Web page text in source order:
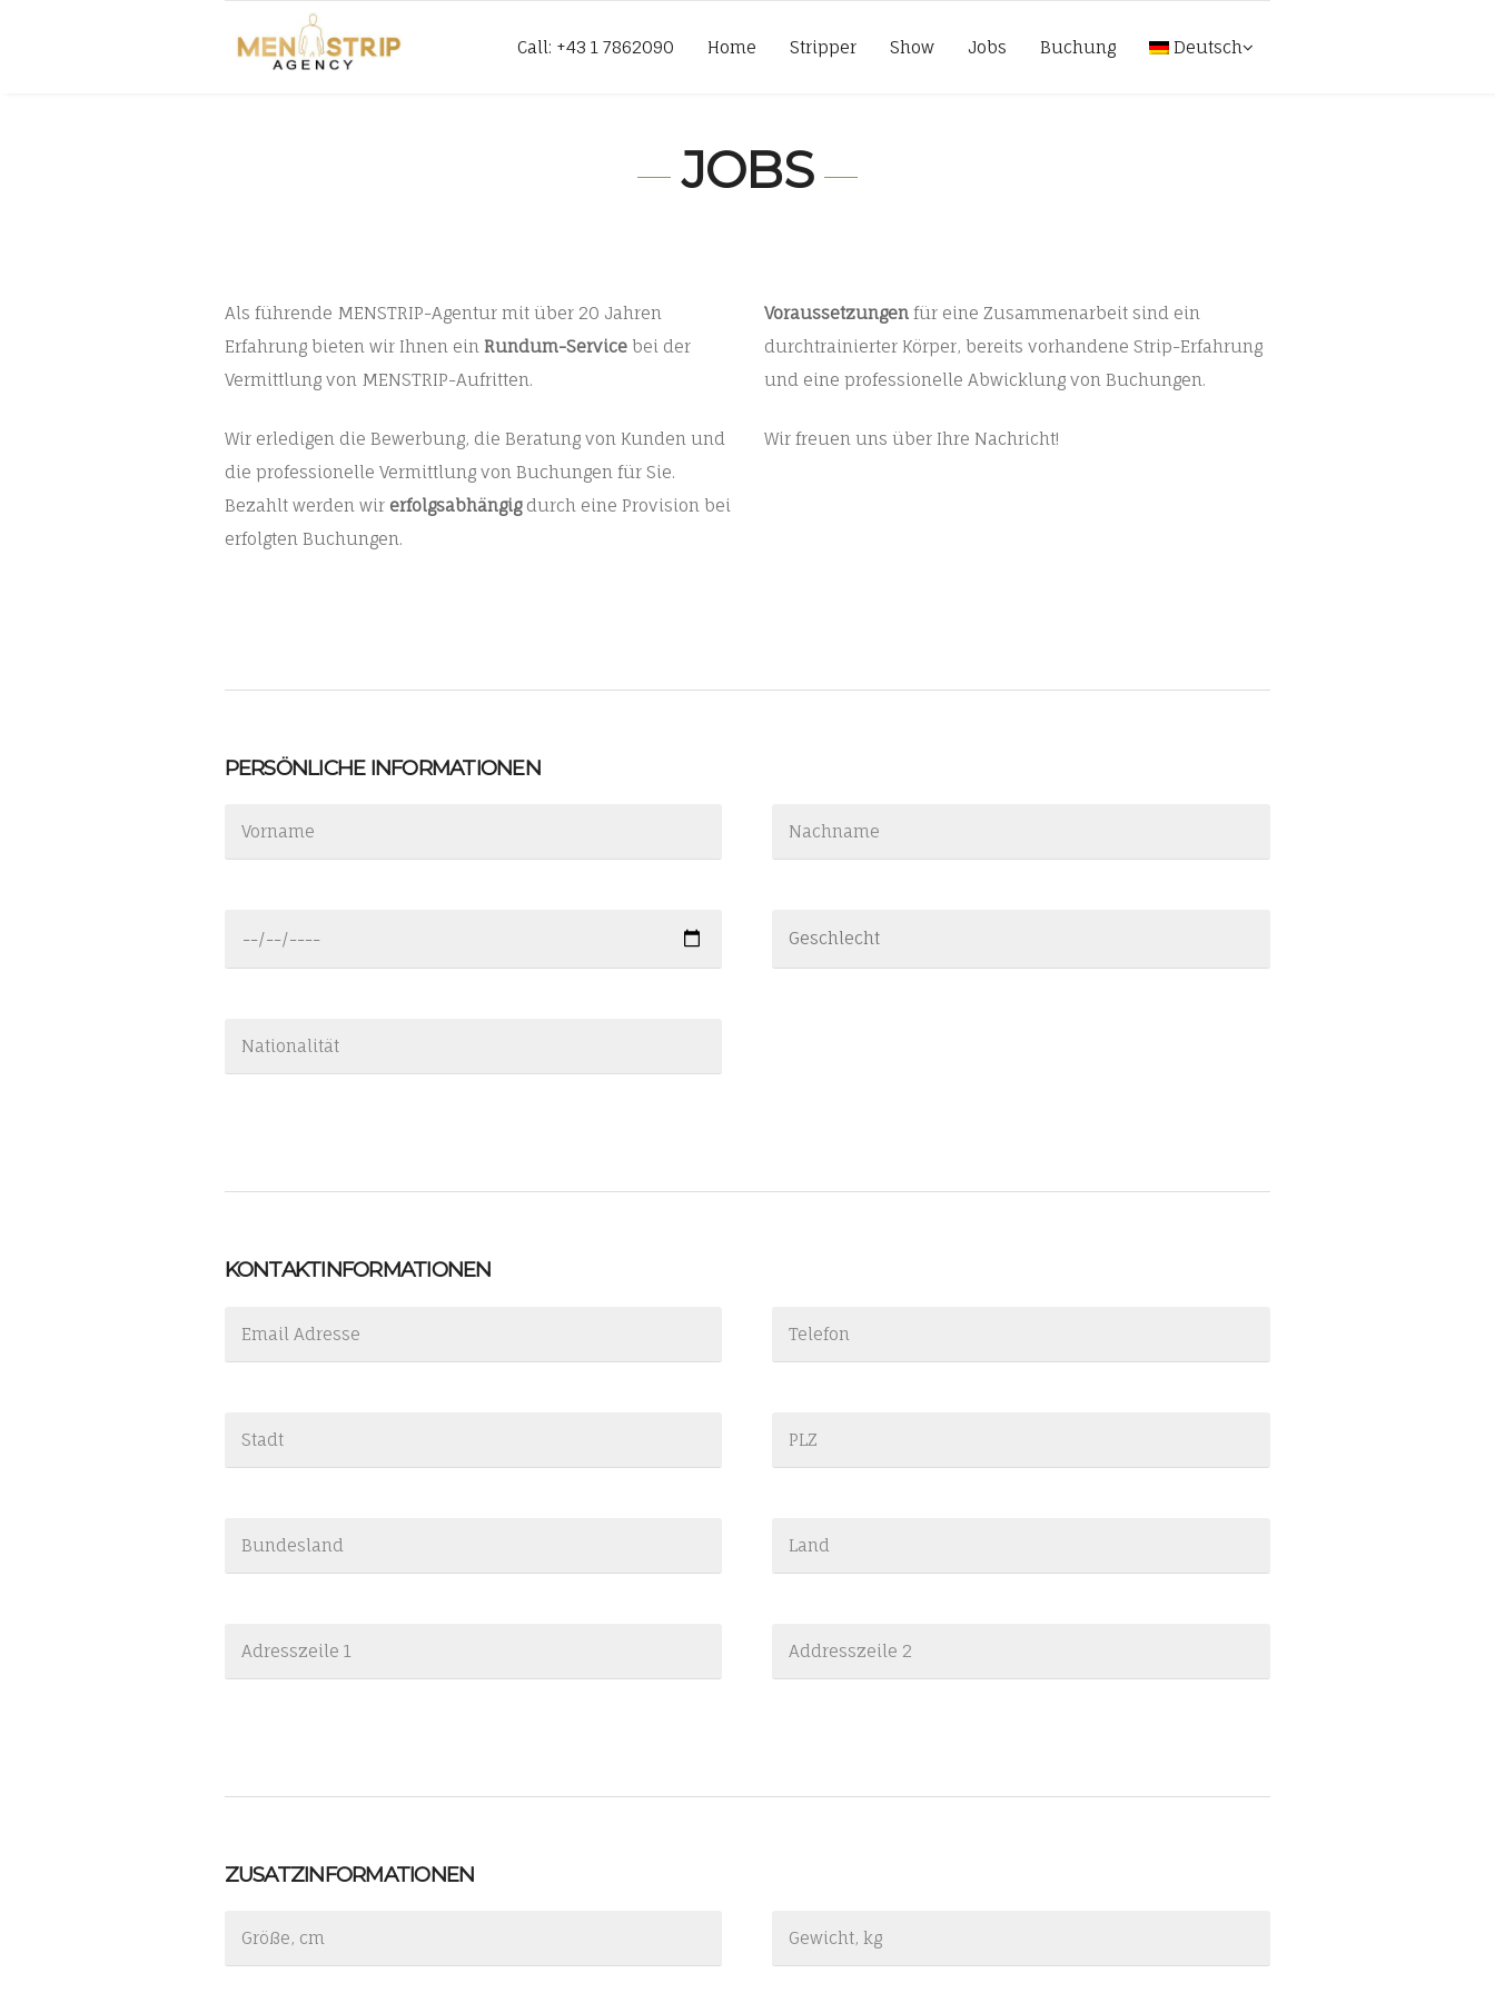
Call: +43 1 7862090 Home Stripper Show Jobs Buchung Deutsch
JOBS
Als führende MENSTRIP-Agentur mit über 20 Jahren
Erfahrung bieten wir Ihnen ein Rundum-Servicebei der
Vermittlung von MENSTRIP-Aufritten.
Wir erledigen die Bewerbung, die Beratung von Kunden und
die professionelle Vermittlung von Buchungen für Sie.
Bezahlt werden wir erfolgsabhängigdurch eine Provision bei
erfolgten Buchungen.
Voraussetzungenfür eine Zusammenarbeit sind ein
durchtrainierter Körper, bereits vorhandene Strip-Erfahrung
und eine professionelle Abwicklung von Buchungen.
Wir freuen uns über Ihre Nachricht!
PERSÖNLICHE INFORMATIONEN
KONTAKTINFORMATIONEN
ZUSATZINFORMATIONEN